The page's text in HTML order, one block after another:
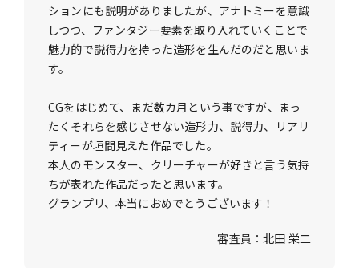
ションにも説明がありましたが、アナトミーを意識
しつつ、ファンタジー要素を取り入れていくことで
魅力的で説得力を持った造形を生んだのだと思いま
す。
CGをはじめて、まだ数カ月という事ですが、まっ
たくそれらを感じさせない造形力、説得力、リアリ
ティーが垣間見えた作品でした。
本人のモンスター、クリーチャーが好きと言う気持
ちが表れた作品だったと思います。
グランプリ、本当におめでとうございます！
審査員：北田 栄二